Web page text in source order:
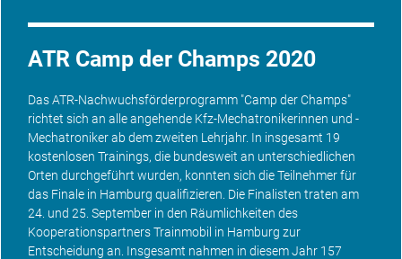
ATR Camp der Champs 2020
Das ATR-Nachwuchsförderprogramm "Camp der Champs"
richtet sich an alle angehende Kfz-Mechatronikerinnen und -
Mechatroniker ab dem zweiten Lehrjahr. In insgesamt 19
kostenlosen Trainings, die bundesweit an unterschiedlichen
Orten durchgeführt wurden, konnten sich die Teilnehmer für
das Finale in Hamburg qualifizieren. Die Finalisten traten am
24. und 25. September in den Räumlichkeiten des
Kooperationspartners Trainmobil in Hamburg zur
Entscheidung an. Insgesamt nahmen in diesem Jahr 157